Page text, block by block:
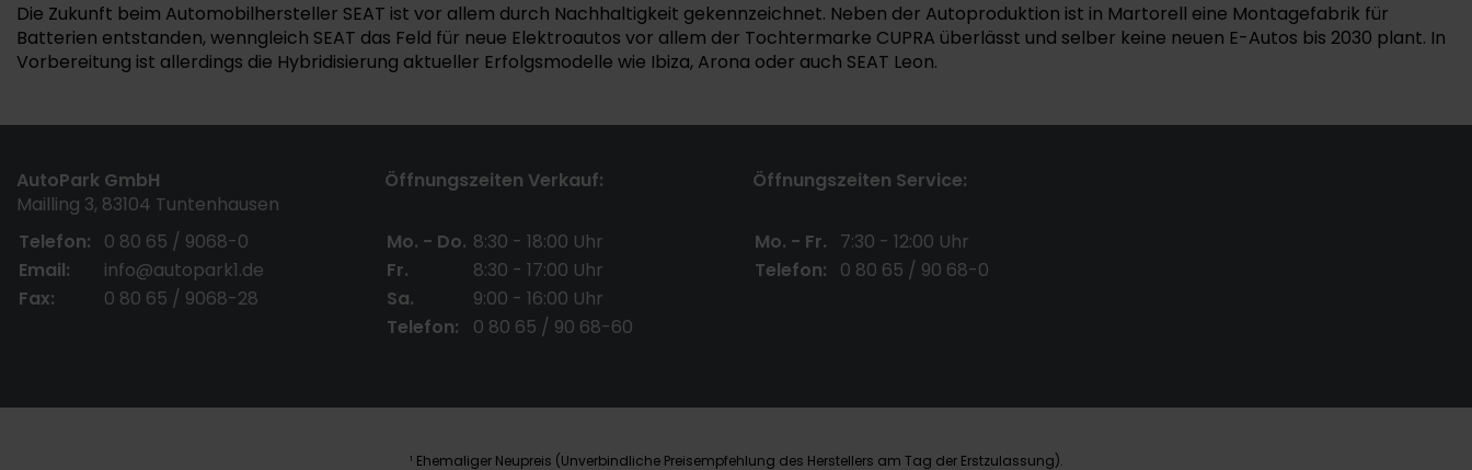
Die Zukunft beim Automobilhersteller SEAT ist vor allem durch Nachhaltigkeit gekennzeichnet. Neben der Autoproduktion ist in Martorell eine Montagefabrik für
Batterien entstanden, wenngleich SEAT das Feld für neue Elektroautos vor allem der Tochtermarke CUPRA überlässt und selber keine neuen E-Autos bis 2030 plant. In
Vorbereitung ist allerdings die Hybridisierung aktueller Erfolgsmodelle wie Ibiza, Arona oder auch SEAT Leon.
AutoPark GmbH
Mailling 3, 83104 Tuntenhausen
Telefon:
0 80 65 / 9068-0
Email:
info@autopark1.de
Fax:
0 80 65 / 9068-28
Öffnungszeiten Verkauf:
Mo. - Do. 8:30 - 18:00 Uhr
Fr.
8:30 - 17:00 Uhr
Sa.
9:00 - 16:00 Uhr
Telefon:
0 80 65 / 90 68-60
Öffnungszeiten Service:
Mo. - Fr.
7:30 - 12:00 Uhr
Telefon:
0 80 65 / 90 68-0
1 Ehemaliger Neupreis (Unverbindliche Preisempfehlung des Herstellers am Tag der Erstzulassung).